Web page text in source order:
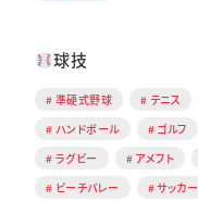
球技
準硬式野球 テニス
ハンドボール
ゴルフ
ラグビー
アメフト
ビーチバレー
サッカー